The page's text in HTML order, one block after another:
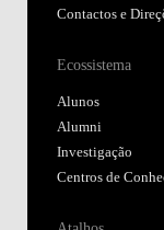
Contactos e
Ecossistema
Alunos
Alumni
Investigação
Centros de